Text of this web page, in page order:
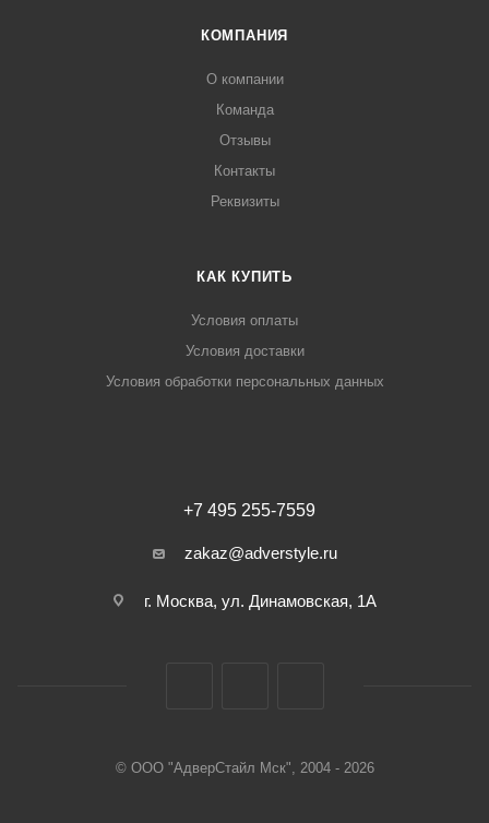
КОМПАНИЯ
О компании
Команда
Отзывы
Контакты
Реквизиты
КАК КУПИТЬ
Условия оплаты
Условия доставки
Условия обработки персональных данных
+7 495 255-7559
zakaz@adverstyle.ru
г. Москва, ул. Динамовская, 1А
© ООО "АдверСтайл Мск", 2004 - 2026